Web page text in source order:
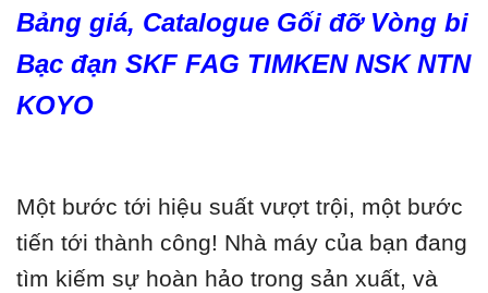
Bảng giá, Catalogue Gối đỡ Vòng bi
Bạc đạn SKF FAG TIMKEN NSK NTN
KOYO
Một bước tới hiệu suất vượt trội, một bước
tiến tới thành công! Nhà máy của bạn đang
tìm kiếm sự hoàn hảo trong sản xuất, và